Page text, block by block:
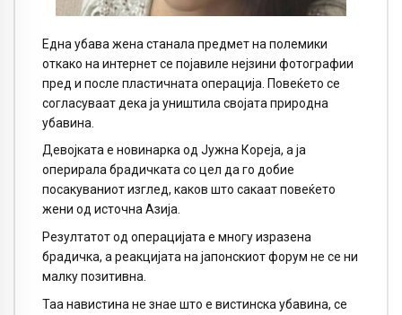
Една убава жена станала предмет на полемики
откако на интернет се појавиле нејзини фотографии
пред и после пластичната операција. Повеќето се
согласуваат дека ја уништила својата природна
убавина.
Девојката е новинарка од Јужна Кореја, а ја
оперирала брадичката со цел да го добие
посакуваниот изглед, каков што сакаат повеќето
жени од источна Азија.
Резултатот од операцијата е многу изразена
брадичка, а реакцијата на јапонскиот форум не се ни
малку позитивна.
Таа навистина не знае што е вистинска убавина, се